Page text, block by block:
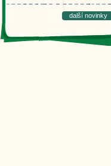
další novinky